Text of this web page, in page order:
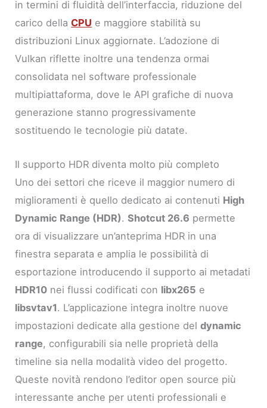
in termini di fluidità dell’interfaccia, riduzione del
carico dellaCPU e maggiore stabilità su
distribuzioni Linux aggiornate. L’adozione di
Vulkan riflette inoltre una tendenza ormai
consolidata nel software professionale
multipiattaforma, dove le API grafiche di nuova
generazione stanno progressivamente
sostituendo le tecnologie più datate.
Il supporto HDR diventa molto più completo
Uno dei settori che riceve il maggior numero di
miglioramenti è quello dedicato ai contenuti High
Dynamic Range (HDR).Shotcut 26.6 permette
ora di visualizzare un’anteprima HDR in una
finestra separata e amplia le possibilità di
esportazione introducendo il supporto ai metadati
HDR10 nei flussi codificati con libx265 e
libsvtav1. L’applicazione integra inoltre nuove
impostazioni dedicate alla gestione deldynamic
range, configurabili sia nelle proprietà della
timeline sia nella modalità video del progetto.
Queste novità rendono l’editor open source più
interessante anche per utenti professionali e